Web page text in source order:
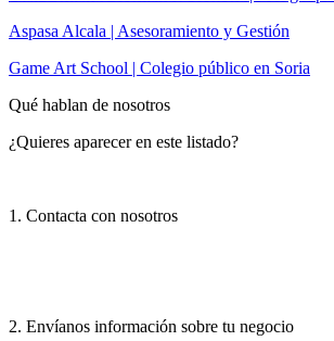
Aspasa Alcala | Asesoramiento y Gestión
Game Art School | Colegio público en Soria
Qué hablan de nosotros
¿Quieres aparecer en este listado?
1. Contacta con nosotros
2. Envíanos información sobre tu negocio